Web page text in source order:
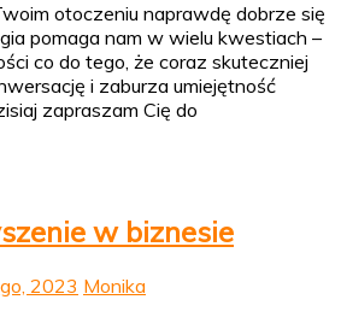
otoczeniu naprawdę dobrze się
pomaga nam w wielu kwestiach –
co do tego, że coraz skuteczniej
i zaburza umiejętność
zapraszam Cię do
w biznesie
2023 Monika